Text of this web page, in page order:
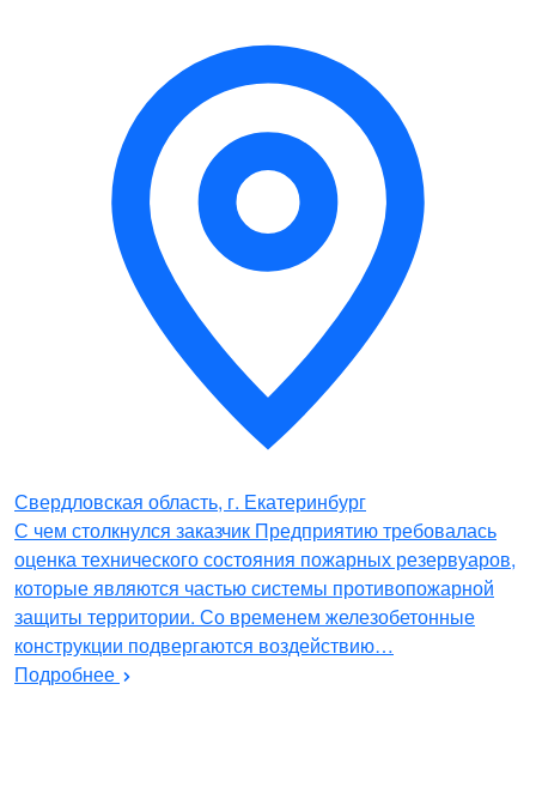
Свердловская область, г. Екатеринбург
С чем столкнулся заказчик Предприятию требовалась
оценка технического состояния пожарных резервуаров,
которые являются частью системы противопожарной
защиты территории. Со временем железобетонные
конструкции подвергаются воздействию…
Подробнее